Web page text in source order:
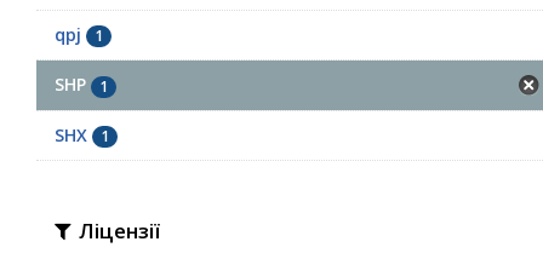
qpj 1
SHP 1
SHX 1
Ліцензії